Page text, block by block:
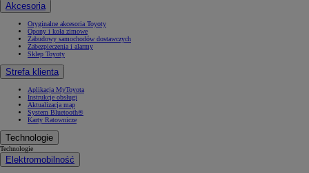
Akcesoria
Oryginalne akcesoria Toyoty
Opony i koła zimowe
Zabudowy samochodów dostawczych
Zabezpieczenia i alarmy
Sklep Toyoty
Strefa klienta
Aplikacja MyToyota
Instrukcje obsługi
Aktualizacja map
System Bluetooth®
Karty Ratownicze
Technologie
Technologie
Elektromobilność